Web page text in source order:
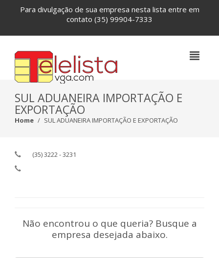
Para divulgação de sua empresa nesta lista entre em
contato (35) 99904-7333
SUL ADUANEIRA IMPORTAÇÃO E
EXPORTAÇÃO
Home SUL ADUANEIRA IMPORTAÇÃO E EXPORTAÇÃO
(35) 3222 - 3231
Não encontrou o que queria? Busque a
empresa desejada abaixo.